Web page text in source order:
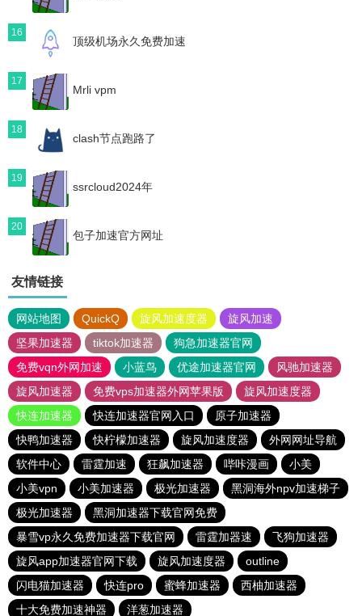
16
顶级机场永久免费加速
17
Mrli vpm
18
clash节点跑路了
19
ssrcloud2024年
20
包子加速官方网址
友情链接
网站地图 QuickQ 旋风加速度器
旋风加速
坚果加速器
tiktok加速器
狗急加速器官网
免费vqn外网加速
小蓝鸟 优途加速器官网
风驰加速器
旋风加速器
免费vps加速器外网苹果版
旋风加速度器
快连加速器
快连加速器官网入口
原子加速器
快鸭加速器
快柠檬加速器 旋风加速度器
外网网址导航
软件中心
雷霆加速 狂飙加速器 哔咔漫画
小美
小美vpn
小美加速器 极光加速器
黑洞海外npv加速梯子
极光加速器
黑洞加速器下载官网免费
暴雪vp永久免费加速器下载官网
雷霆加器速
飞狗加速器
旋风app加速器官网下载
旋风加速度器
outline
闪电猫加速器
快连pro 蜜蜂加速器
西柚加速器
十大免费加速神器
洋葱加速器